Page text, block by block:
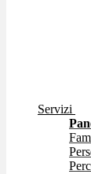
Servizi